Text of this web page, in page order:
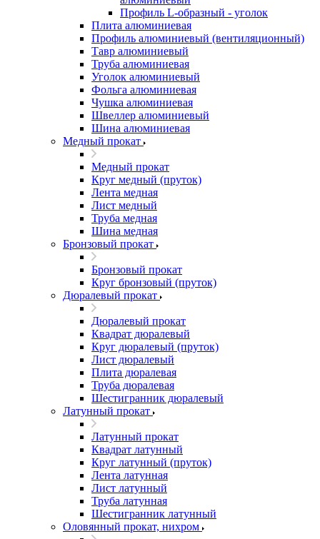
Профиль L-образный - уголок
Плита алюминиевая
Профиль алюминиевый (вентиляционный)
Тавр алюминиевый
Труба алюминиевая
Уголок алюминиевый
Фольга алюминиевая
Чушка алюминиевая
Швеллер алюминиевый
Шина алюминиевая
Медный прокат
Медный прокат
Круг медный (пруток)
Лента медная
Лист медный
Труба медная
Шина медная
Бронзовый прокат
Бронзовый прокат
Круг бронзовый (пруток)
Дюралевый прокат
Дюралевый прокат
Квадрат дюралевый
Круг дюралевый (пруток)
Лист дюралевый
Плита дюралевая
Труба дюралевая
Шестигранник дюралевый
Латунный прокат
Латунный прокат
Квадрат латунный
Круг латунный (пруток)
Лента латунная
Лист латунный
Труба латунная
Шестигранник латунный
Оловянный прокат, нихром